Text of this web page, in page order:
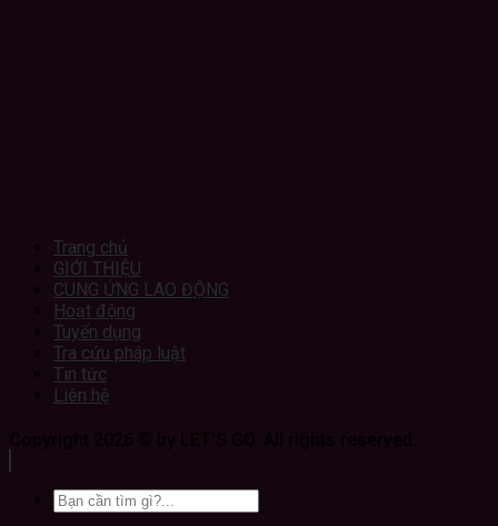
Trang chủ
GIỚI THIỆU
CUNG ỨNG LAO ĐỘNG
Hoạt động
Tuyển dụng
Tra cứu pháp luật
Tin tức
Liên hệ